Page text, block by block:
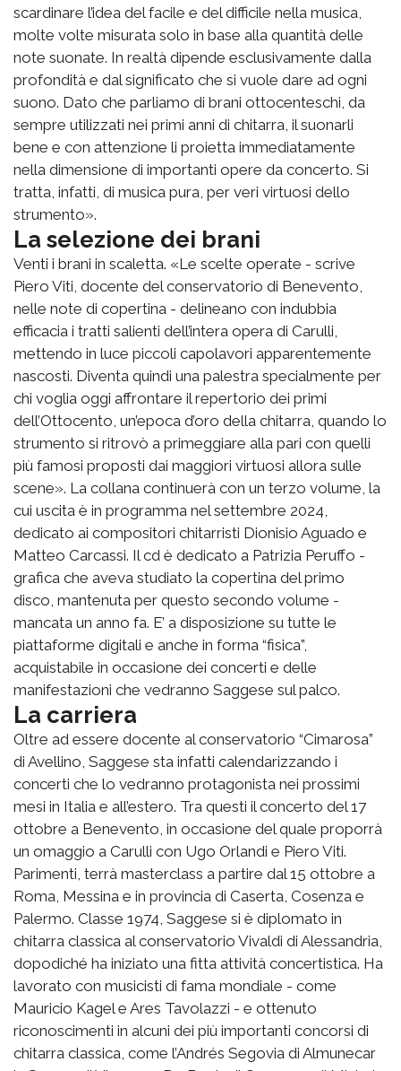
scardinare l’idea del facile e del difficile nella musica,
molte volte misurata solo in base alla quantità delle
note suonate. In realtà dipende esclusivamente dalla
profondità e dal significato che si vuole dare ad ogni
suono. Dato che parliamo di brani ottocenteschi, da
sempre utilizzati nei primi anni di chitarra, il suonarli
bene e con attenzione li proietta immediatamente
nella dimensione di importanti opere da concerto. Si
tratta, infatti, di musica pura, per veri virtuosi dello
strumento».
La selezione dei brani
Venti i brani in scaletta. «Le scelte operate - scrive
Piero Viti, docente del conservatorio di Benevento,
nelle note di copertina - delineano con indubbia
efficacia i tratti salienti dell’intera opera di Carulli,
mettendo in luce piccoli capolavori apparentemente
nascosti. Diventa quindi una palestra specialmente per
chi voglia oggi affrontare il repertorio dei primi
dell’Ottocento, un’epoca d’oro della chitarra, quando lo
strumento si ritrovò a primeggiare alla pari con quelli
più famosi proposti dai maggiori virtuosi allora sulle
scene». La collana continuerà con un terzo volume, la
cui uscita è in programma nel settembre 2024,
dedicato ai compositori chitarristi Dionisio Aguado e
Matteo Carcassi. Il cd è dedicato a Patrizia Peruffo -
grafica che aveva studiato la copertina del primo
disco, mantenuta per questo secondo volume -
mancata un anno fa. E’ a disposizione su tutte le
piattaforme digitali e anche in forma “fisica”,
acquistabile in occasione dei concerti e delle
manifestazioni che vedranno Saggese sul palco.
La carriera
Oltre ad essere docente al conservatorio “Cimarosa”
di Avellino, Saggese sta infatti calendarizzando i
concerti che lo vedranno protagonista nei prossimi
mesi in Italia e all’estero. Tra questi il concerto del 17
ottobre a Benevento, in occasione del quale proporrà
un omaggio a Carulli con Ugo Orlandi e Piero Viti.
Parimenti, terrà masterclass a partire dal 15 ottobre a
Roma, Messina e in provincia di Caserta, Cosenza e
Palermo. Classe 1974, Saggese si è diplomato in
chitarra classica al conservatorio Vivaldi di Alessandria,
dopodiché ha iniziato una fitta attività concertistica. Ha
lavorato con musicisti di fama mondiale - come
Mauricio Kagel e Ares Tavolazzi - e ottenuto
riconoscimenti in alcuni dei più importanti concorsi di
chitarra classica, come l’Andrés Segovia di Almunecar